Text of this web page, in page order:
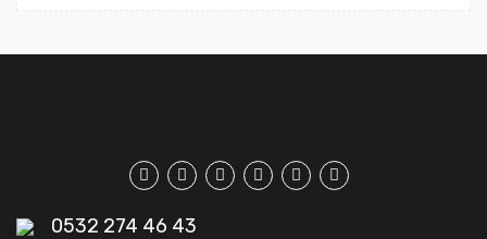
0532 274 46 43